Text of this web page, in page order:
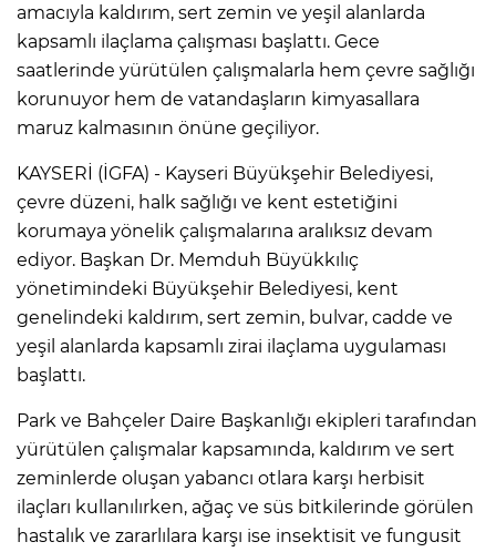
amacıyla kaldırım, sert zemin ve yeşil alanlarda
kapsamlı ilaçlama çalışması başlattı. Gece
saatlerinde yürütülen çalışmalarla hem çevre sağlığı
korunuyor hem de vatandaşların kimyasallara
maruz kalmasının önüne geçiliyor.
KAYSERİ (İGFA) - Kayseri Büyükşehir Belediyesi,
çevre düzeni, halk sağlığı ve kent estetiğini
korumaya yönelik çalışmalarına aralıksız devam
ediyor. Başkan Dr. Memduh Büyükkılıç
yönetimindeki Büyükşehir Belediyesi, kent
genelindeki kaldırım, sert zemin, bulvar, cadde ve
yeşil alanlarda kapsamlı zirai ilaçlama uygulaması
başlattı.
Park ve Bahçeler Daire Başkanlığı ekipleri tarafından
yürütülen çalışmalar kapsamında, kaldırım ve sert
zeminlerde oluşan yabancı otlara karşı herbisit
ilaçları kullanılırken, ağaç ve süs bitkilerinde görülen
hastalık ve zararlılara karşı ise insektisit ve fungusit